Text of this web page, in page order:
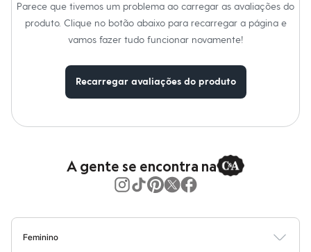
Vestidos
Masculino
Em alta
Dia dos Pais
Calças
Cintos
Carteiras
Parece que tivemos um problema ao carregar as avaliações do
produto. Clique no botão abaixo para recarregar a página e
vamos fazer tudo funcionar novamente!
Recarregar avaliações do produto
A gente se encontra na
Feminino